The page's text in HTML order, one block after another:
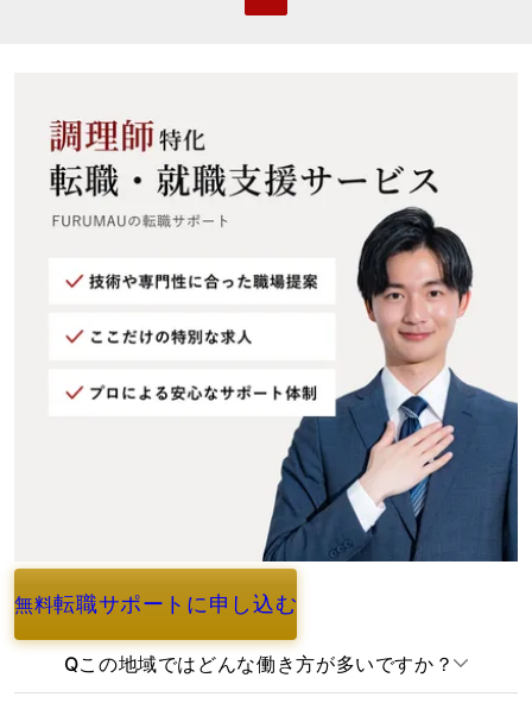
無料転職サポートに申し込む
よくあるご質問
Qこの地域ではどんな働き方が多いですか？